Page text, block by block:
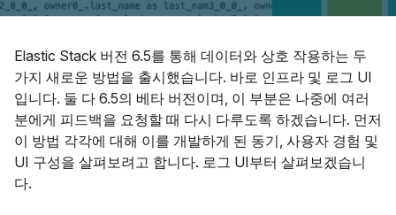
Elastic Stack 버전 6.5를 통해 데이터와 상호 작용하는 두
가지 새로운 방법을 출시했습니다. 바로 인프라 및 로그 UI
입니다. 둘 다 6.5의 베타 버전이며, 이 부분은 나중에 여러
분에게 피드백을 요청할 때 다시 다루도록 하겠습니다. 먼저
이 방법 각각에 대해 이를 개발하게 된 동기, 사용자 경험 및
UI 구성을 살펴보려고 합니다. 로그 UI부터 살펴보겠습니
다.